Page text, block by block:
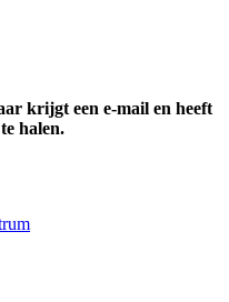
krijgt een e-mail en heeft
halen.